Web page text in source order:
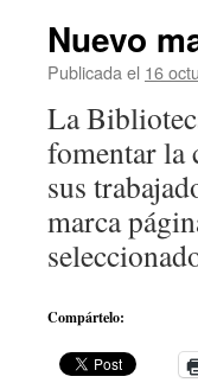
Nuevo
Publicada el 16
La
fomentar la
sus
marca
Compártelo: